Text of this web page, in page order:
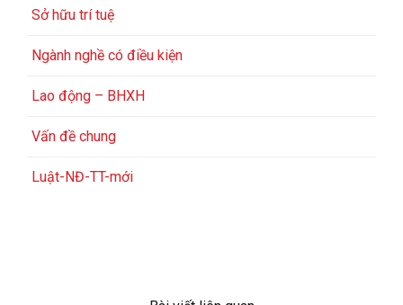
Sở hữu trí tuệ
Ngành nghề có điều kiện
Lao động – BHXH
Vấn đề chung
Luật-NĐ-TT-mới